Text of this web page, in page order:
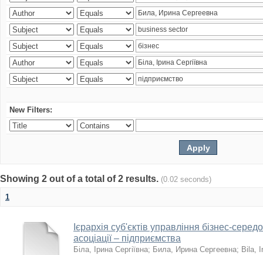
New Filters:
Showing 2 out of a total of 2 results. (0.02 seconds)
1
Ієрархія суб'єктів управління бізнес-
асоціації – підприємства
Біла, Ірина Сергіївна; Била, Ирина Сергеевна; Bila,